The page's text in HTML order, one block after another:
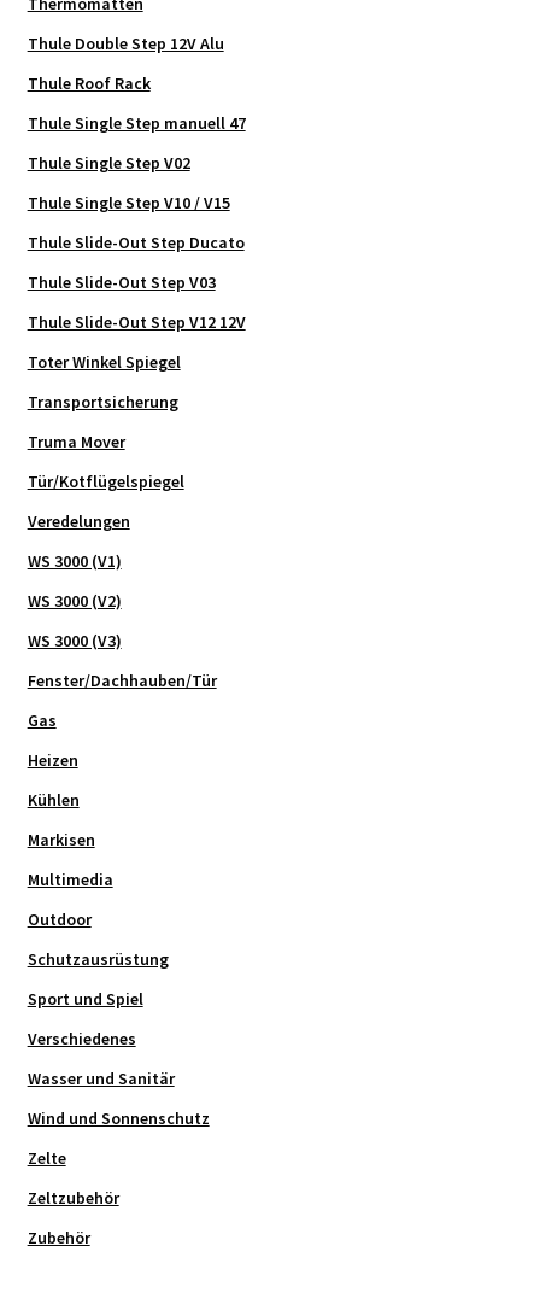
Thule Double Step 12V Alu
Thule Roof Rack
Thule Single Step manuell 47
Thule Single Step V02
Thule Single Step V10 / V15
Thule Slide-Out Step Ducato
Thule Slide-Out Step V03
Thule Slide-Out Step V12 12V
Toter Winkel Spiegel
Transportsicherung
Truma Mover
Tür/Kotflügelspiegel
Veredelungen
WS 3000 (V1)
WS 3000 (V2)
WS 3000 (V3)
Fenster/Dachhauben/Tür
Gas
Heizen
Kühlen
Markisen
Multimedia
Outdoor
Schutzausrüstung
Sport und Spiel
Verschiedenes
Wasser und Sanitär
Wind und Sonnenschutz
Zelte
Zeltzubehör
Zubehör